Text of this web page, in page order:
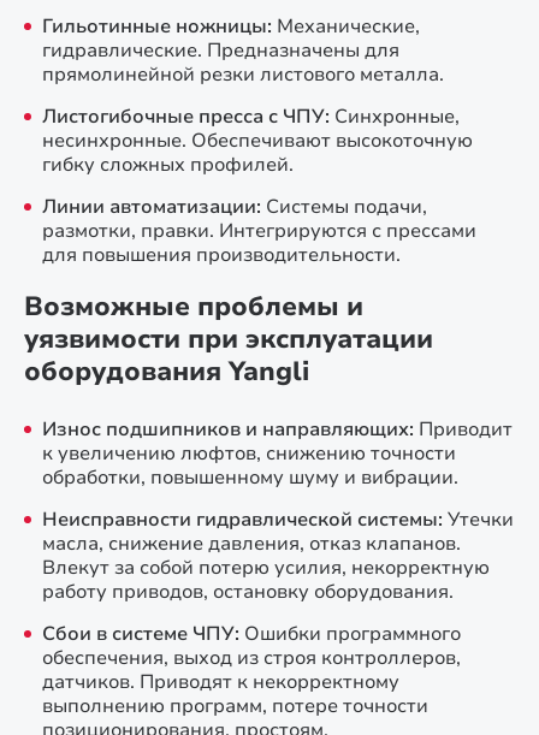
Гильотинные ножницы: Механические,
гидравлические. Предназначены для
прямолинейной резки листового металла.
Листогибочные пресса с ЧПУ: Синхронные,
несинхронные. Обеспечивают высокоточную
гибку сложных профилей.
Линии автоматизации: Системы подачи,
размотки, правки. Интегрируются с прессами
для повышения производительности.
Возможные проблемы и
уязвимости при эксплуатации
оборудования Yangli
Износ подшипников и направляющих: Приводит
к увеличению люфтов, снижению точности
обработки, повышенному шуму и вибрации.
Неисправности гидравлической системы: Утечки
масла, снижение давления, отказ клапанов.
Влекут за собой потерю усилия, некорректную
работу приводов, остановку оборудования.
Сбои в системе ЧПУ: Ошибки программного
обеспечения, выход из строя контроллеров,
датчиков. Приводят к некорректному
выполнению программ, потере точности